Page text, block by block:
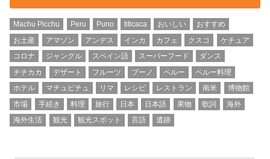
Machu Picchu Peru Puno titicaca おいしい
おすすめ
お土産
アマゾン アンデス インカ カフェ クスコ
ケチュア
コロナ
ジャングル スペイン語 スーパーフード
ダンス
チチカカ
デザート フルーツ プーノ ペルー
ペルー料理
ホテル
マチュピチュ リマ レシピ レストラン 南米
博物館
市場
手続き 料理 旅行 日本 日本語 果物 歌詞
海外
海外生活
観光 観光スポット 言語 遺跡